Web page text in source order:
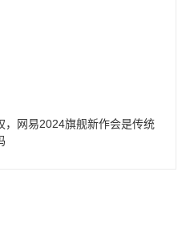
，网易2024旗舰新作会是传统